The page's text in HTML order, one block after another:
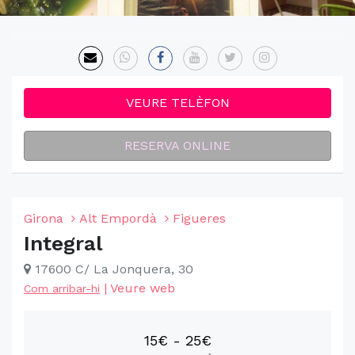
VEURE TELÈFON
RESERVA ONLINE
Girona Alt Empordà Figueres
Integral
17600 C/ La Jonquera, 30
Com arribar-hi | Veure web
15€ - 25€